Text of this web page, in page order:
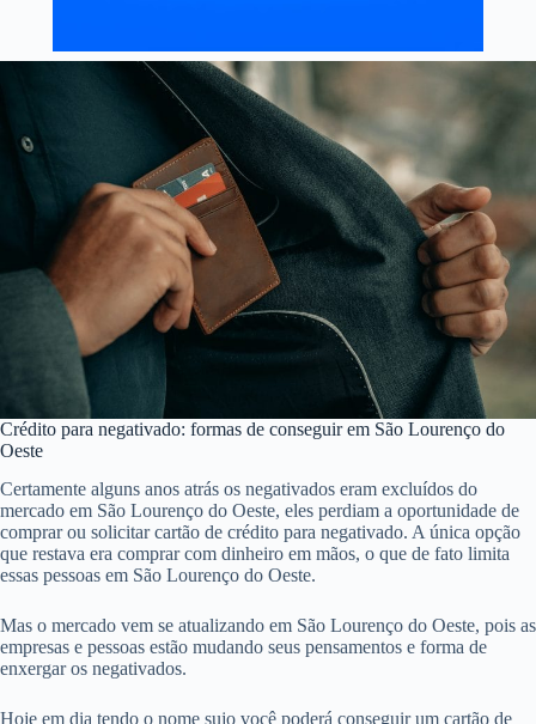
Crédito para negativado: formas de conseguir em São Lourenço do
Oeste
Certamente alguns anos atrás os negativados eram excluídos do
mercado em São Lourenço do Oeste, eles perdiam a oportunidade de
comprar ou solicitar cartão de crédito para negativado. A única opção
que restava era comprar com dinheiro em mãos, o que de fato limita
essas pessoas em São Lourenço do Oeste.
Mas o mercado vem se atualizando em São Lourenço do Oeste, pois as
empresas e pessoas estão mudando seus pensamentos e forma de
enxergar os negativados.
Hoje em dia tendo o nome sujo você poderá conseguir um cartão de